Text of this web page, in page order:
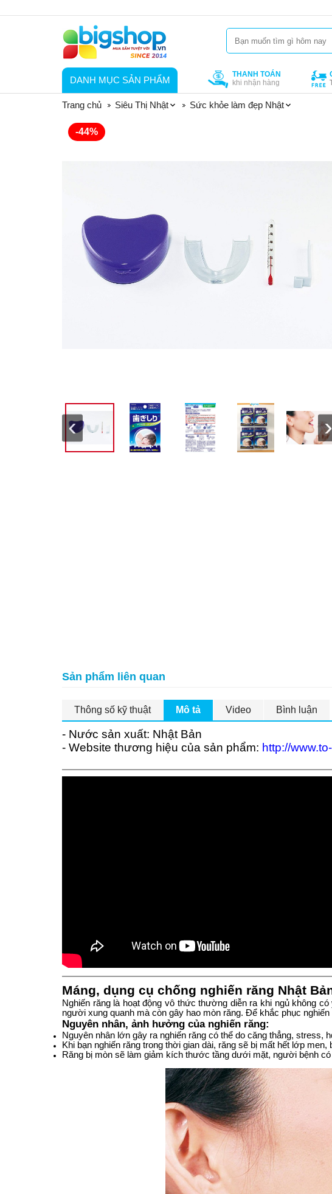
DANH MỤC SẢN PHẨM
THANH TOÁN
khi nhận hàng
Trang chủ
Siêu Thị Nhật Sức khỏe làm đẹp Nhật
-44%
Sản phẩm liên quan
Thông số kỹ thuật Mô tả Video Bình luận
- Nước sản xuất: Nhật Bản
- Website thương hiệu của sản phẩm: http://
Máng, dụng cụ chống nghiến răng Nhật
Nghiến răng là hoạt động vô thức thường diễn ra khi ngủ không
người xung quanh mà còn gây hao mòn răng. Để khắc phục
Nguyên nhân, ảnh hưởng của nghiến răng:
Nguyên nhân lớn gây ra nghiến răng có thể do căng thẳng, stress,
Khi bạn nghiến răng trong thời gian dài, răng sẽ bị mất hết lớp
Răng bị mòn sẽ làm giảm kích thước tầng dưới mặt, người bệnh